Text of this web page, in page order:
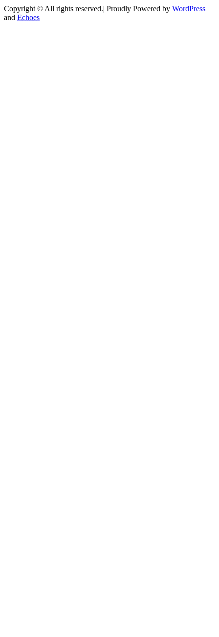
Copyright © All rights reserved.| Proudly Powered by WordPress
and Echoes